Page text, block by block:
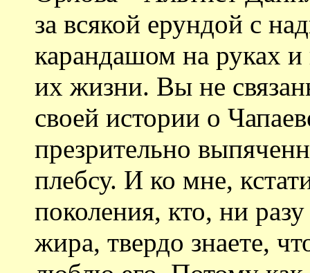
за всякой ерундой с
карандашом на руках и
их жизни. Вы не
своей истории о
презрительно
плебсу. И ко мне,
поколения, кто, ни
жира, твердо знаете,